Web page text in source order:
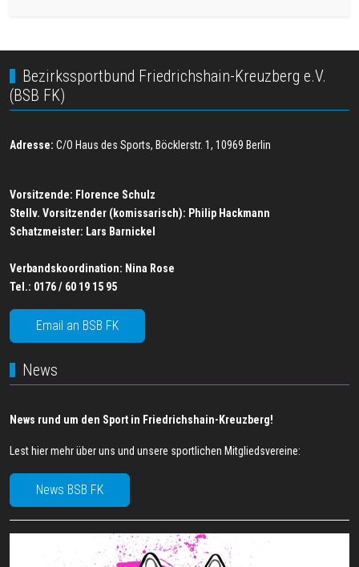
Bezirkssportbund Friedrichshain-Kreuzberg e.V.
(BSB FK)
Adresse: C/O Haus des Sports, Böcklerstr. 1, 10969 Berlin
Vorsitzende: Florence Schulz
Stellv. Vorsitzender (komissarisch): Philip Hackmann
Schatzmeister: Lars Barnickel
Verbandskoordination: Nina Rose
Tel.: 0176 / 60 19 15 95
Email an BSB FK
News
News rund um den Sport in Friedrichshain-Kreuzberg!
Lest hier mehr über uns und unsere sportlichen Mitgliedsvereine:
News BSB FK